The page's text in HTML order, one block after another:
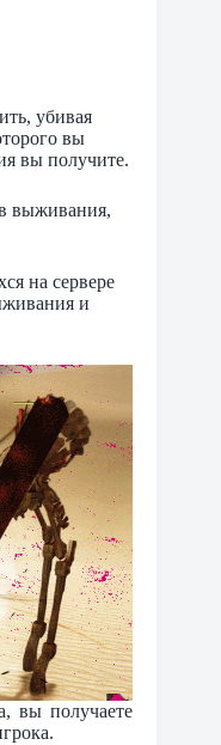
убивая
вы
вы получите.
выживания,
на сервере
и
вы получаете